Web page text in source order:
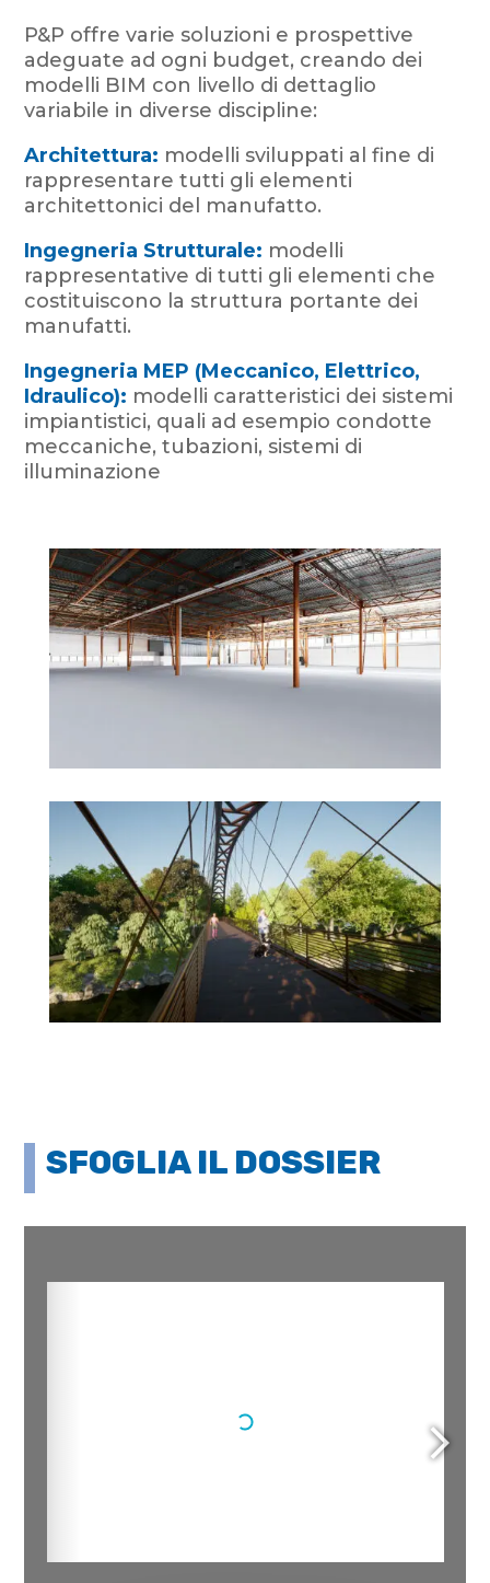
P&P offre varie soluzioni e prospettive
adeguate ad ogni budget, creando dei
modelli BIM con livello di dettaglio
variabile in diverse discipline:
Architettura: modelli sviluppati al fine di
rappresentare tutti gli elementi
architettonici del manufatto.
Ingegneria Strutturale: modelli
rappresentative di tutti gli elementi che
costituiscono la struttura portante dei
manufatti.
Ingegneria MEP (Meccanico, Elettrico,
Idraulico): modelli caratteristici dei sistemi
impiantistici, quali ad esempio condotte
meccaniche, tubazioni, sistemi di
illuminazione
SFOGLIA IL DOSSIER